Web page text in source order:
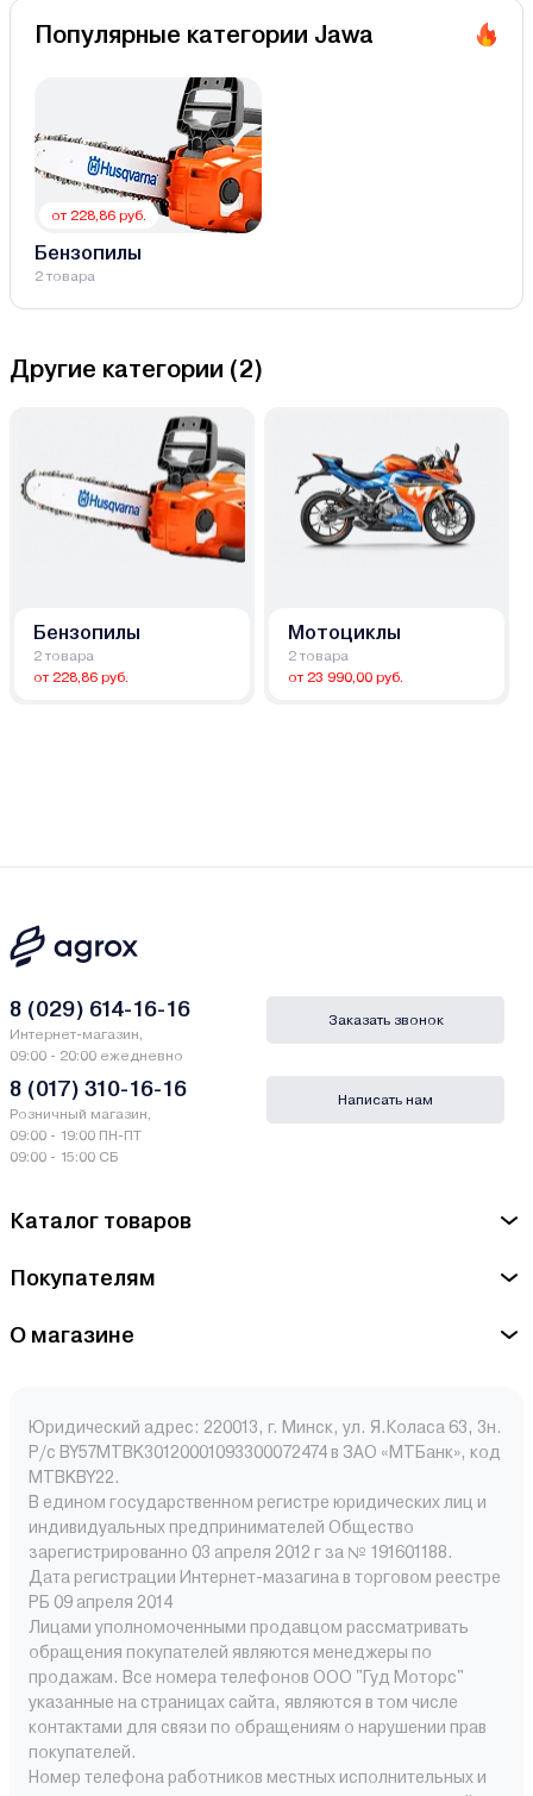
Популярные категории Jawa
от 228,86 руб.
Бензопилы
2 товара
Другие категории (2)
Бензопилы
2 товара
от 228,86 руб.
Мотоциклы
2 товара
от 23 990,00 руб.
Каталог товаров
Покупателям
О магазине
Юридический адрес: 220013, г. Минск, ул. Я.Коласа 63, 3н.
Р/с BY57MTBK30120001093300072474 в ЗАО «МТБанк», код
MTBKBY22.
В едином государственном регистре юридических лиц и
индивидуальных предпринимателей Общество
зарегистрированно 03 апреля 2012 г за № 191601188.
Дата регистрации Интернет-мазагина в торговом реестре
РБ 09 апреля 2014
Лицами уполномоченными продавцом рассматривать
обращения покупателей являются менеджеры по
продажам. Все номера телефонов ООО "Гуд Моторс"
указанные на страницах сайта, являются в том числе
контактами для связи по обращениям о нарушении прав
покупателей.
Номер телефона работников местных исполнительных и
8 (029) 614-16-16
Интернет-магазин,
09:00 - 20:00 ежедневно
8 (017) 310-16-16
Розничный магазин,
09:00 - 19:00 ПН-ПТ
09:00 - 15:00 СБ
Заказать звонок
Написать нам